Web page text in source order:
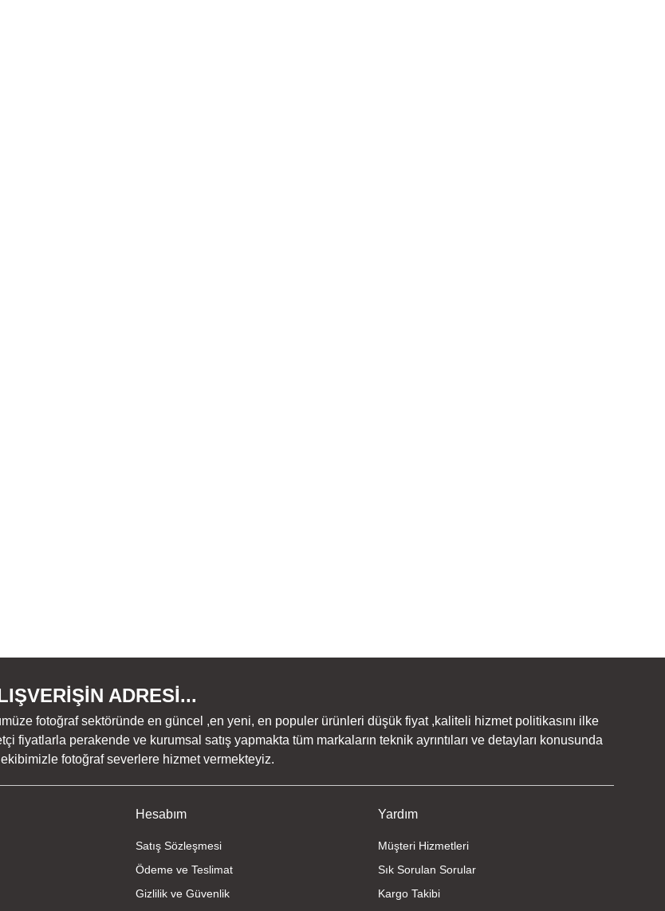
ADRESİ...
fotoğraf sektöründe en güncel ,en yeni, en populer ürünleri düşük fiyat ,kaliteli hizmet politikasını ilke
fiyatlarla perakende ve kurumsal satış yapmakta tüm markaların teknik ayrıntıları ve detayları konusunda
ekibimizle fotoğraf severlere hizmet vermekteyiz.
Hesabım
Satış Sözleşmesi
Ödeme ve Teslimat
Gizlilik ve Güvenlik
Yardım
Müşteri Hizmetleri
Sık Sorulan Sorular
Kargo Takibi